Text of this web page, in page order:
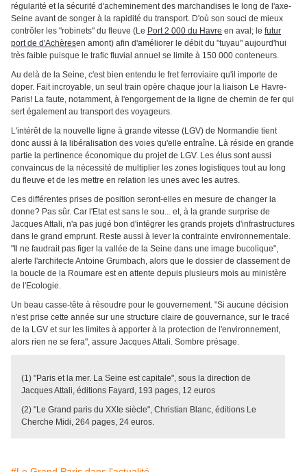
régularité et la sécurité d'acheminement des marchandises le long de l'axe-
Seine avant de songer à la rapidité du transport. D'où son souci de mieux
contrôler les "robinets" du fleuve (Le Port 2 000 du Havre en aval; le futur
port de d'Achèresen amont) afin d'améliorer le débit du "tuyau" aujourd'hui
très faible puisque le trafic fluvial annuel se limite à 150 000 conteneurs.
Au delà de la Seine, c'est bien entendu le fret ferroviaire qu'il importe de
doper. Fait incroyable, un seul train opère chaque jour la liaison Le Havre-
Paris! La faute, notamment, à l'engorgement de la ligne de chemin de fer qui
sert également au transport des voyageurs.
L'intérêt de la nouvelle ligne à grande vitesse (LGV) de Normandie tient
donc aussi à la libéralisation des voies qu'elle entraîne. Là réside en grande
partie la pertinence économique du projet de LGV. Les élus sont aussi
convaincus de la nécessité de multiplier les zones logistiques tout au long
du fleuve et de les mettre en relation les unes avec les autres.
Ces différentes prises de position seront-elles en mesure de changer la
donne? Pas sûr. Car l'Etat est sans le sou... et, à la grande surprise de
Jacques Attali, n'a pas jugé bon d'intégrer les grands projets d'infrastructures
dans le grand emprunt. Reste aussi à lever la contrainte environnementale.
"Il ne faudrait pas figer la vallée de la Seine dans une image bucolique",
alerte l'architecte Antoine Grumbach, alors que le dossier de classement de
la boucle de la Roumare est en attente depuis plusieurs mois au ministère
de l'Ecologie.
Un beau casse-tête à résoudre pour le gouvernement. "Si aucune décision
n'est prise cette année sur une structure claire de gouvernance, sur le tracé
de la LGV et sur les limites à apporter à la protection de l'environnement,
alors rien ne se fera", assure Jacques Attali. Sombre présage.
(1) "Paris et la mer. La Seine est capitale", sous la direction de
Jacques Attali, éditions Fayard, 193 pages, 12 euros
(2) "Le Grand paris du XXIe siècle", Christian Blanc, éditions Le
Cherche Midi, 264 pages, 24 euros.